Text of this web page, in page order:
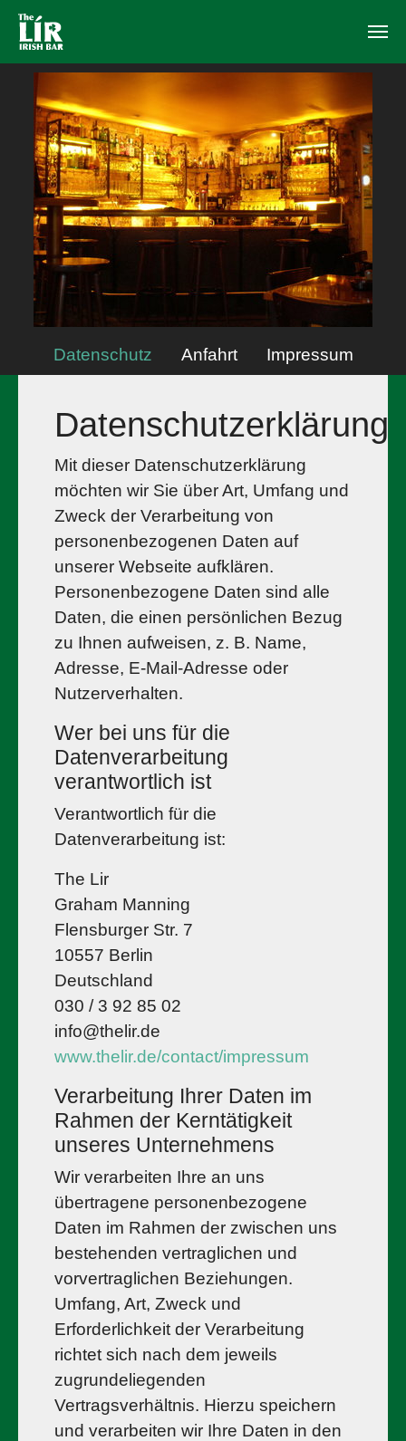
Skip to main content
Datenschutz (current)
Anfahrt Impressum
Datenschutzerklärung
Mit dieser Datenschutzerklärung
möchten wir Sie über Art, Umfang und
Zweck der Verarbeitung von
personenbezogenen Daten auf
unserer Webseite aufklären.
Personenbezogene Daten sind alle
Daten, die einen persönlichen Bezug
zu Ihnen aufweisen, z. B. Name,
Adresse, E-Mail-Adresse oder
Nutzerverhalten.
Wer bei uns für die
Datenverarbeitung
verantwortlich ist
Verantwortlich für die
Datenverarbeitung ist:
The Lir
Graham Manning
Flensburger Str. 7
10557 Berlin
Deutschland
030 / 3 92 85 02
info@thelir.de
www.thelir.de/contact/impressum
Verarbeitung Ihrer Daten im
Rahmen der Kerntätigkeit
unseres Unternehmens
Wir verarbeiten Ihre an uns
übertragene personenbezogene
Daten im Rahmen der zwischen uns
bestehenden vertraglichen und
vorvertraglichen Beziehungen.
Umfang, Art, Zweck und
Erforderlichkeit der Verarbeitung
richtet sich nach dem jeweils
zugrundeliegenden
Vertragsverhältnis. Hierzu speichern
und verarbeiten wir Ihre Daten in den